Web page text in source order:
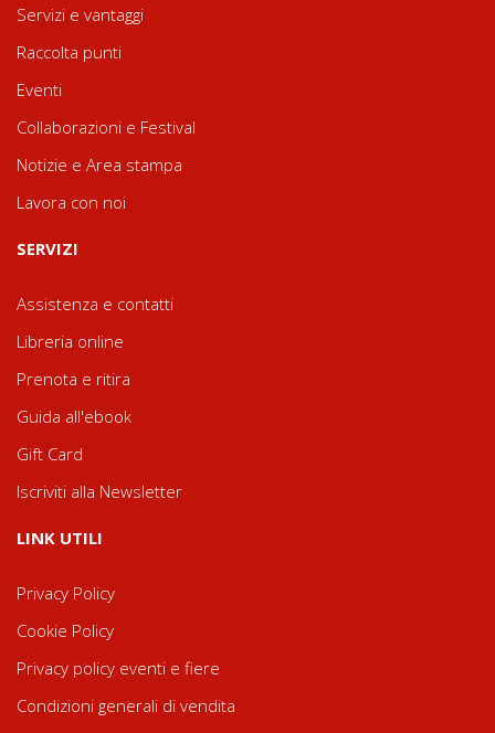
Servizi e vantaggi
Raccolta punti
Eventi
Collaborazioni e Festival
Notizie e Area stampa
Lavora con noi
SERVIZI
Assistenza e contatti
Libreria online
Prenota e ritira
Guida all'ebook
Gift Card
Iscriviti alla Newsletter
LINK UTILI
Privacy Policy
Cookie Policy
Privacy policy eventi e fiere
Condizioni generali di vendita